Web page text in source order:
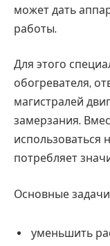
может дать
работы.
Для этого
обогревателя,
магистралей
замерзания.
использоваться
потребляет
Основные
уменьшить